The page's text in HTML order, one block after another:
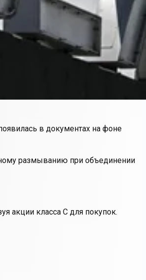
в документах на фоне
размыванию при объединении
акции класса C для покупок.